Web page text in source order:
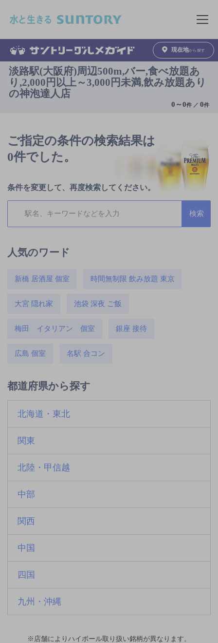
メニュ
現在地から探す
淡路駅(大阪府)周辺500m,バー,食べ放題あ
り,2,000円以上～3,000円未満,飲み放題あり
の神泡達人店
0 ～0件 ／0件
ご指定の条件の検索結果は
0件でした。
条件を変更して、再度検索してください。
人気のワード
新橋 居酒屋 個室 時間無制限 飲み放題 東京
大宮 隠れ家 池袋 深夜 ご飯
梅田 イタリアン 個室 銀座 接待
広島 個室 名駅 合コン
都道府県から探す
北海道・東北
関東
北陸・甲信越
中部
関西
中国
四国
九州・沖縄
※店舗によりハイボール取り扱い銘柄が異なります。